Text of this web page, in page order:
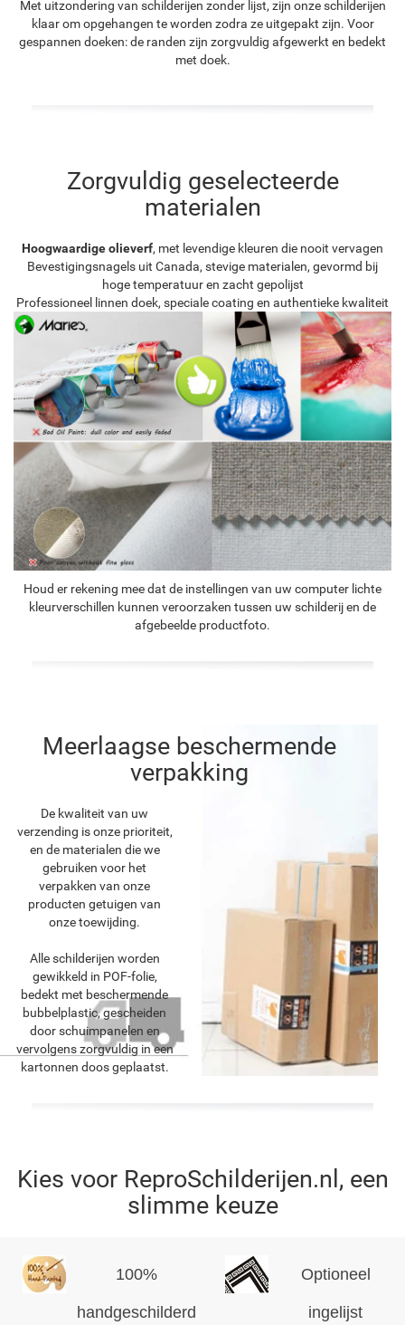
Met uitzondering van schilderijen zonder lijst, zijn onze schilderijen
klaar om opgehangen te worden zodra ze uitgepakt zijn. Voor
gespannen doeken: de randen zijn zorgvuldig afgewerkt en bedekt
met doek.
Zorgvuldig geselecteerde
materialen
Hoogwaardige olieverf, met levendige kleuren die nooit vervagen
Bevestigingsnagels uit Canada, stevige materialen, gevormd bij
hoge temperatuur en zacht gepolijst
Professioneel linnen doek, speciale coating en authentieke kwaliteit
Houd er rekening mee dat de instellingen van uw computer lichte
kleurverschillen kunnen veroorzaken tussen uw schilderij en de
afgebeelde productfoto.
Meerlaagse beschermende
verpakking
De kwaliteit van uw
verzending is onze prioriteit,
en de materialen die we
gebruiken voor het
verpakken van onze
producten getuigen van
onze toewijding.
Alle schilderijen worden
gewikkeld in POF-folie,
bedekt met beschermende
bubbelplastic, gescheiden
door schuimpanelen en
vervolgens zorgvuldig in een
kartonnen doos geplaatst.
Kies voor ReproSchilderijen.nl, een
slimme keuze
100%
handgeschilderd
Optioneel
ingelijst